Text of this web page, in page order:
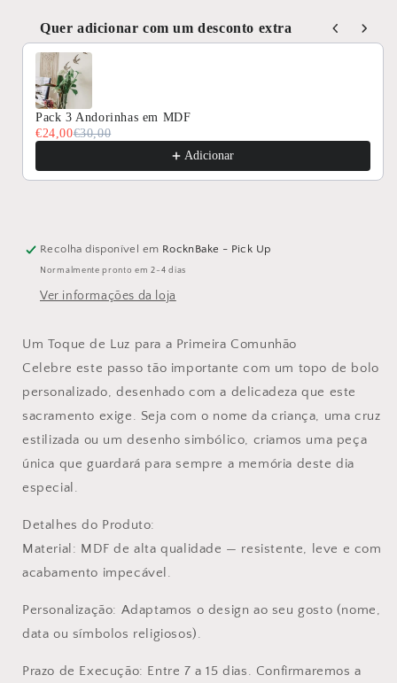
Personalizado
Primeira
Comunhão
Personalizado
Primeira
Quer adicionar com um desconto extra
Use the Previous and Next buttons to navigate through
Pack 3 Andorinhas em MDF
€24,00€30,00
Adicionar
Recolha disponível em RocknBake - Pick Up
Normalmente pronto em 2-4 dias
Ver informações da loja
Um Toque de Luz para a Primeira Comunhão
Celebre este passo tão importante com um topo de bolo
personalizado, desenhado com a delicadeza que este
sacramento exige. Seja com o nome da criança, uma cruz
estilizada ou um desenho simbólico, criamos uma peça
única que guardará para sempre a memória deste dia
especial.
Detalhes do Produto:
Material: MDF de alta qualidade — resistente, leve e com
acabamento impecável.
Personalização: Adaptamos o design ao seu gosto (nome,
data ou símbolos religiosos).
Prazo de Execução: Entre 7 a 15 dias. Confirmaremos a